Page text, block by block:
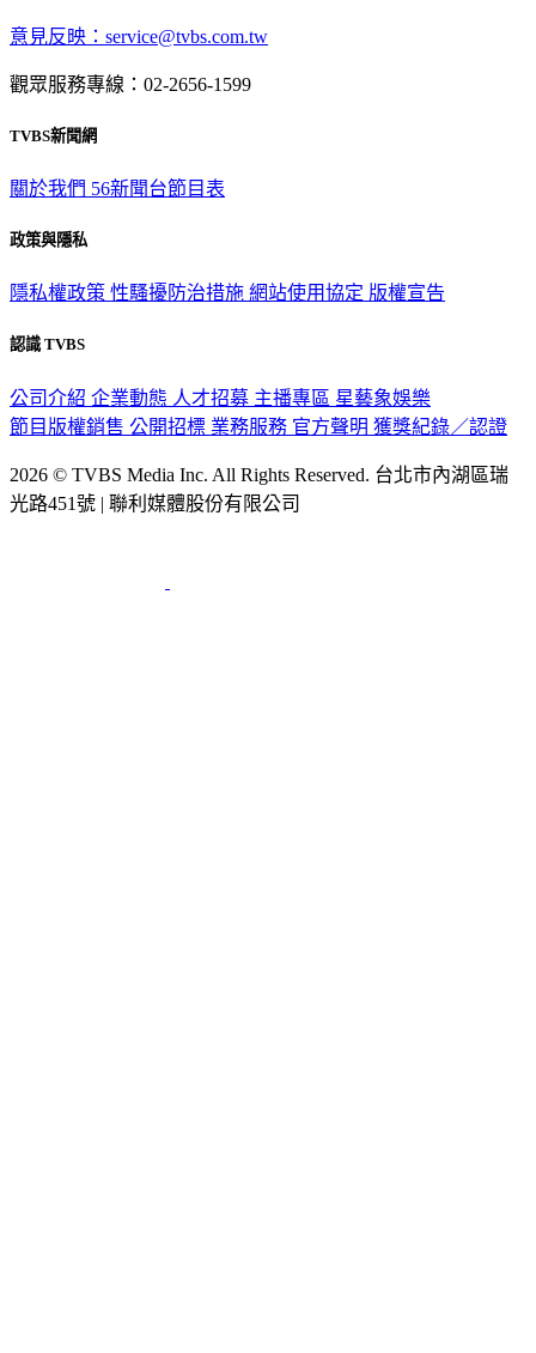
意見反映：service@tvbs.com.tw
觀眾服務專線：02-2656-1599
TVBS新聞網
關於我們 56新聞台節目表
政策與隱私
隱私權政策 性騷擾防治措施 網站使用協定 版權宣告
認識 TVBS
公司介紹 企業動態 人才招募 主播專區 星藝象娛樂
節目版權銷售 公開招標 業務服務 官方聲明 獲獎紀錄／認證
2026 © TVBS Media Inc. All Rights Reserved. 台北市內湖區瑞
光路451號 | 聯利媒體股份有限公司